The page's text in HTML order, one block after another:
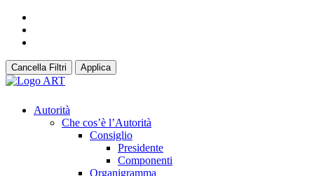
Cancella Filtri Applica
Autorità
Che cos’è l’Autorità
Consiglio
Presidente
Componenti
Organigramma